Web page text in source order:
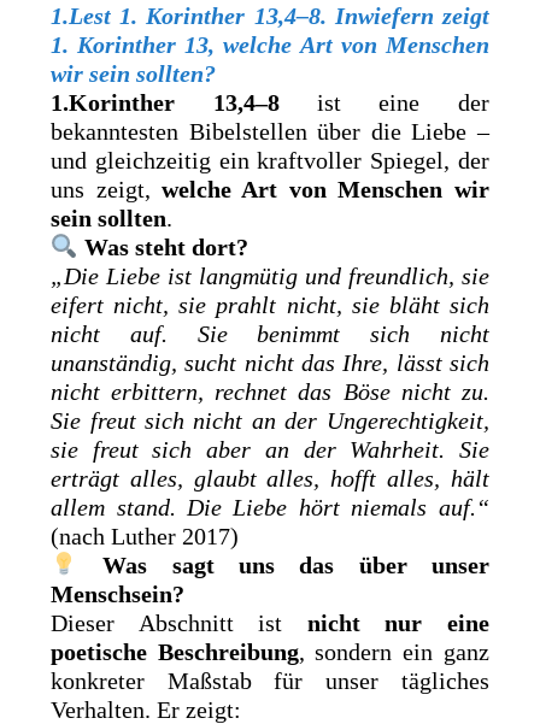
1.Lest 1. Korinther 13,4–8. Inwiefern zeigt
1. Korinther 13, welche Art von Menschen
wir sein sollten?
1.Korinther 13,4–8ist eine der
bekanntesten Bibelstellen über die Liebe –
und gleichzeitig ein kraftvoller Spiegel, der
uns zeigt,welche Art von Menschen wir
sein sollten.
Was steht dort?
„Die Liebe ist langmütig und freundlich, sie
eifert nicht, sie prahlt nicht, sie bläht sich
nicht auf. Sie benimmt sich nicht
unanständig, sucht nicht das Ihre, lässt sich
nicht erbittern, rechnet das Böse nicht zu.
Sie freut sich nicht an der Ungerechtigkeit,
sie freut sich aber an der Wahrheit. Sie
erträgt alles, glaubt alles, hofft alles, hält
allem stand. Die Liebe hört niemals auf.“
(nach Luther 2017)
Was sagt uns das über unser
Menschsein?
Dieser Abschnitt ist nicht nur eine
poetische Beschreibung, sondern ein ganz
konkreter Maßstab für unser tägliches
Verhalten. Er zeigt: